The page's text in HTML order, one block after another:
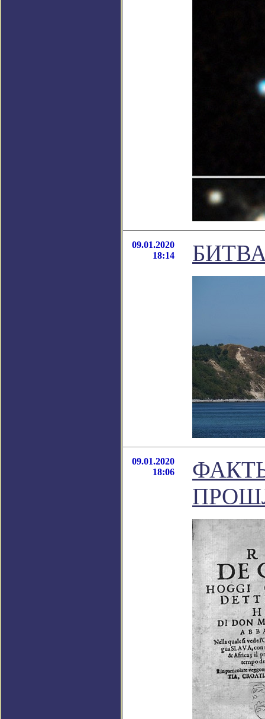
09.01.2020
18:14
09.01.2020
18:06